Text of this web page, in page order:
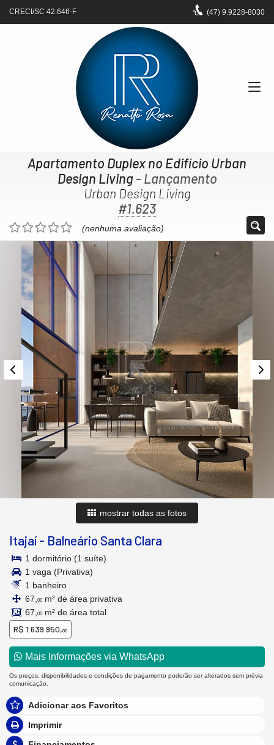
CRECI/SC 42.646-F (47) 9.9228-8030
Apartamento Duplex no Edifício Urban
Design Living - Lançamento
Urban Design Living
#1.623
(nenhuma avaliação)
mostrar todas as fotos
Itajaí - Balneário Santa Clara
1 dormitório (1 suíte)
1 vaga (Privativa)
1 banheiro
67, 00 m² de área privativa
67, 00 m² de área total
R$ 1.639.950,00
Mais Informações via WhatsApp
Os preços, disponibilidades e condições de pagamento poderão ser alterados sem prévia
comunicação.
Adicionar aos Favoritos
Imprimir